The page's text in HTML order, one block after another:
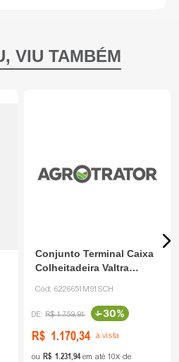
Conjunto Terminal Caixa
Colheitadeira Valtra
Cód: 6226651M91SCH
R$ 1.759,91 -30%
R$ 1.170,34 à vista
ou R$ 1 231 94em até 10 de